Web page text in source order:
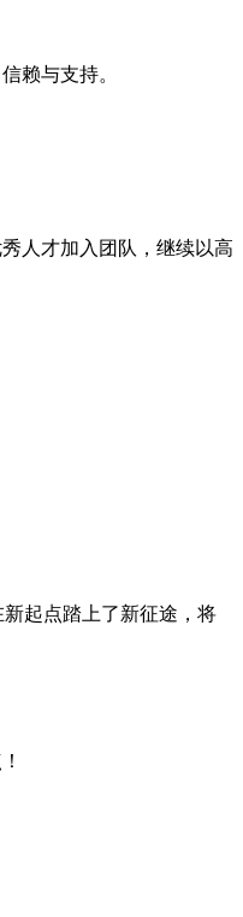
赖与支持。
人才加入团队，继续以高
起点踏上了新征途，将